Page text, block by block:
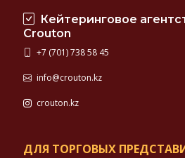
Кейтеринговое
Crouton
+7 (701) 738 58 45
info@crouton.kz
crouton.kz
ДЛЯ ТОРГОВЫХ